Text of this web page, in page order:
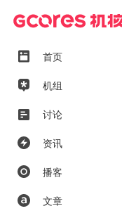
首页
机组
讨论
资讯
播客
文章